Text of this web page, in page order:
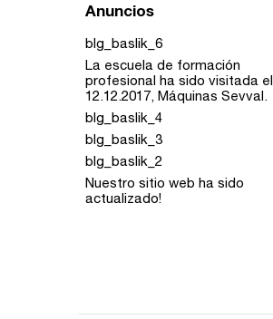
Anuncios
blg_baslik_6
La escuela de formación
profesional ha sido visitada el
12.12.2017, Máquinas Sevval.
blg_baslik_4
blg_baslik_3
blg_baslik_2
Nuestro sitio web ha sido
actualizado!